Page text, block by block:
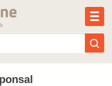
texto con IA